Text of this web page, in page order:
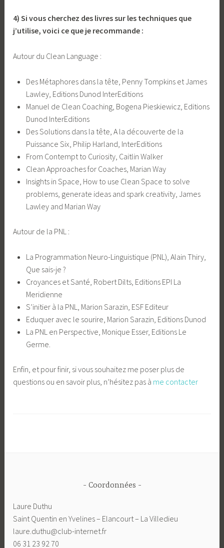
4) Si vous cherchez des livres sur les techniques que
j’utilise, voici ce que je recommande :
Autour du Clean Language :
Des Métaphores dans la tête, Penny Tompkins et James
Lawley, Editions Dunod InterEditions
Manuel de Clean Coaching, Bogena Pieskiewicz, Editions
Dunod InterEditions
Des Solutions dans la tête, A la découverte de la
Puissance Six, Philip Harland, InterEditions
From Contempt to Curiosity, Caitlin Walker
Clean Approaches for Coaches, Marian Way
Insights in Space, How to use Clean Space to solve
problems, generate ideas and spark creativity, James
Lawley and Marian Way
Autour de la PNL :
La Programmation Neuro-Linguistique (PNL), Alain Thiry,
Que sais-je ?
Croyances et Santé, Robert Dilts, Editions EPI La
Meridienne
S’initier à la PNL, Marion Sarazin, ESF Editeur
Eduquer avec le sourire, Marion Sarazin, Editions Dunod
La PNL en Perspective, Monique Esser, Editions Le
Germe.
Enfin, et pour finir, si vous souhaitez me poser plus de
questions ou en savoir plus, n’hésitez pas à me contacter
Coordonnées
Laure Duthu
Saint Quentin en Yvelines – Elancourt – La Villedieu
laure.duthu@club-internet.fr
06 31 23 92 70